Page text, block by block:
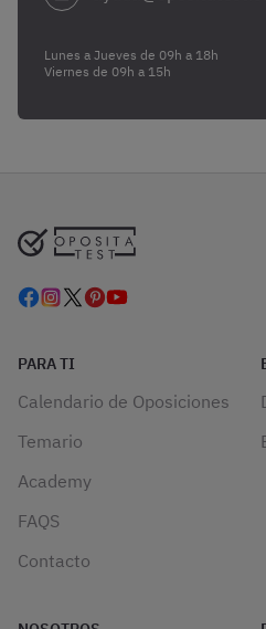
Lunes a Jueves de 09h a 18h
Viernes de 09h a 15h